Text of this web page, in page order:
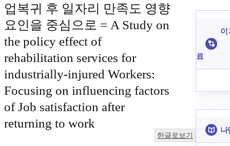
업복귀 후 일자리 만족도 영향
요인을 중심으로 = A Study on
the policy effect of
rehabilitation services for
industrially-injured Workers:
Focusing on influencing factors
of Job satisfaction after
returning to work
한글로보기
이
료
나